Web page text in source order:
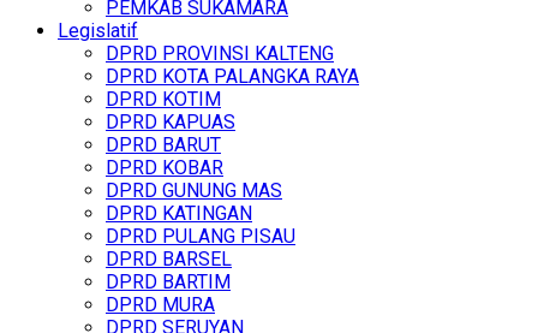
PEMKAB SUKAMARA
Legislatif
DPRD PROVINSI KALTENG
DPRD KOTA PALANGKA RAYA
DPRD KOTIM
DPRD KAPUAS
DPRD BARUT
DPRD KOBAR
DPRD GUNUNG MAS
DPRD KATINGAN
DPRD PULANG PISAU
DPRD BARSEL
DPRD BARTIM
DPRD MURA
DPRD SERUYAN